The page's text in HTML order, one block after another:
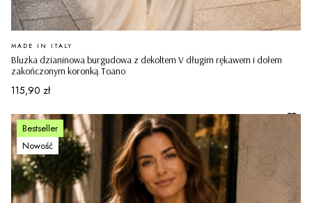
Bluzka dzianinowa burgudowa z dekoltem V długim rękawem i dołem
zakończonym koronką Toano
PRODUCENT
MADE IN ITALY
Cena
115,90 zł
Bestseller
Nowość